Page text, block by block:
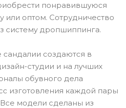
понравившуюся
или оптом. Сотрудничество
систему дропшиппинга.
создаются в
студии и на лучших
обувного дела
изготовления каждой пары
модели сделаны из